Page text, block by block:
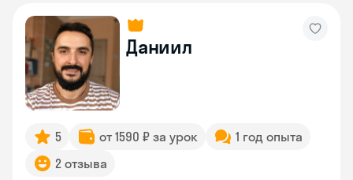
Даниил
5 от 1590 ₽ за урок
1 год опыта
2 отзыва